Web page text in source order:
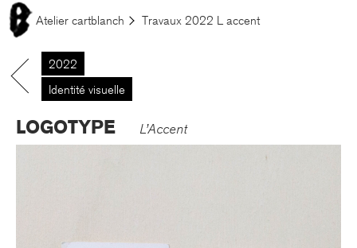
Le menu est là. À table !
Atelier cartblanch Travaux 2022 L accent
.
2022
Identité visuelle
LOGOTYPE L’Accent